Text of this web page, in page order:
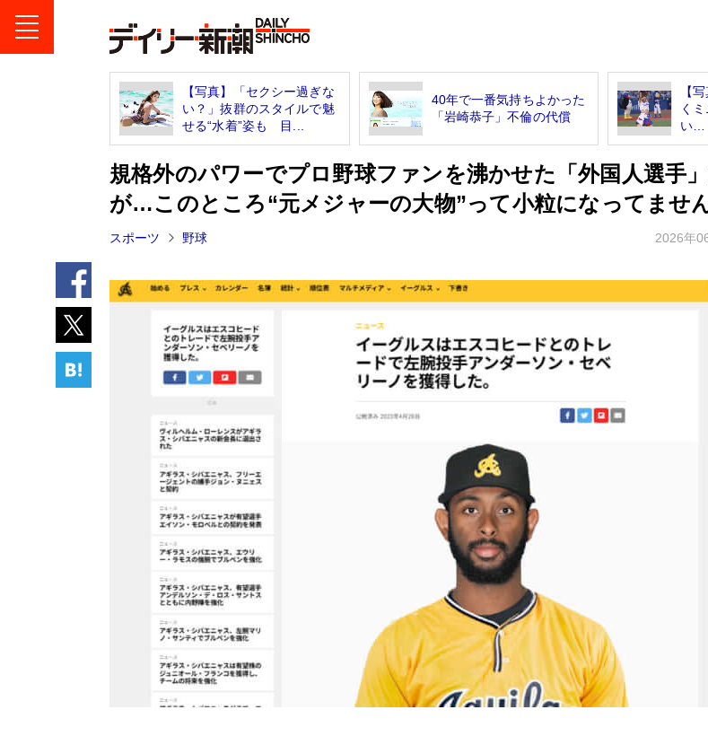
【写真】「セクシー過ぎな
い？」抜群のスタイルで魅
せる“水着”姿も 目...
40年で一番気持ちよかった
「岩崎恭子」不倫の代償
【
く
い…
規格外のパワーでプロ野球ファンを沸かせた「外国人選手
が…このところ“元メジャーの大物”って小粒になってませ
スポーツ 野球 2026年